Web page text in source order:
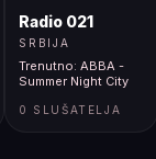
Radio 021
SRBIJA
Trenutno: ABBA -
Summer Night City
0 SLUŠATELJA